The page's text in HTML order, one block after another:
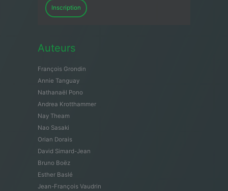
Inscription
Auteurs
François Grondin
Annie Tanguay
Nathanaël Pono
Andrea Krotthammer
Nay Theam
Nao Sasaki
Orian Dorais
David Simard-Jean
Bruno Boëz
Esther Baslé
Jean-François Vaudrin